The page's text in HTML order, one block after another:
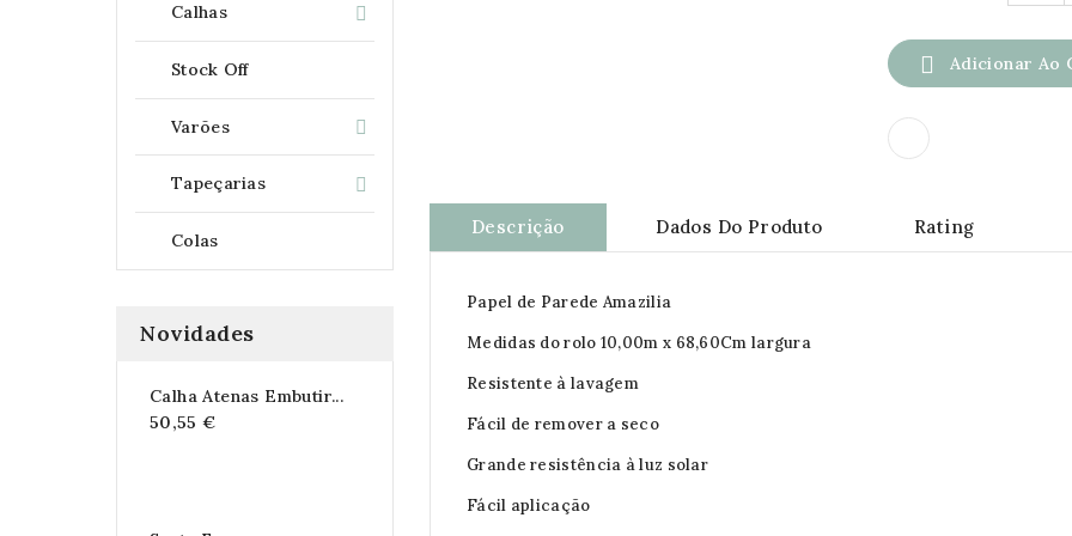

Calhas
Stock Off

Varões

Tapeçarias
Colas
Novidades
Calha Atenas Embutir...
50,55 €
 Adicionar Ao
Descrição Dados Do Produto Rating
Papel de Parede Amazilia
Medidas do rolo 10,00m x 68,60Cm largura
Resistente à lavagem
Fácil de remover a seco
Grande resistência à luz solar
Fácil aplicação